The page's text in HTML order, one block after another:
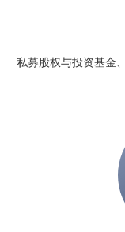
私募股权与投资基金